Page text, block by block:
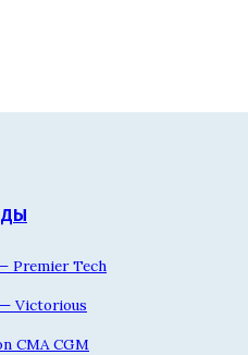
Premier Tech
Victorious
CMA CGM